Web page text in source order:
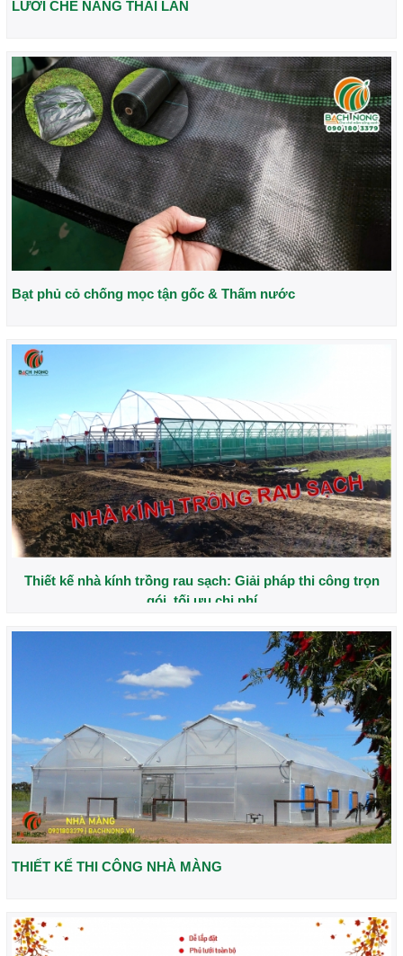
LƯỚI CHE NẮNG THÁI LAN
Bạt phủ cỏ chống mọc tận gốc & Thấm nước
Thiết kế nhà kính trồng rau sạch: Giải pháp thi công trọn
gói, tối ưu chi phí
THIẾT KẾ THI CÔNG NHÀ MÀNG